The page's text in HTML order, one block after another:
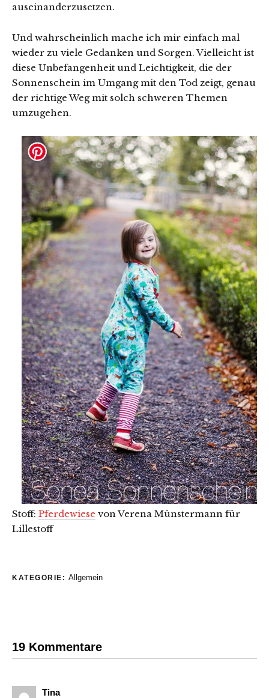
auseinanderzusetzen.
Und wahrscheinlich mache ich mir einfach mal
wieder zu viele Gedanken und Sorgen. Vielleicht ist
diese Unbefangenheit und Leichtigkeit, die der
Sonnenschein im Umgang mit den Tod zeigt, genau
der richtige Weg mit solch schweren Themen
umzugehen.
Stoff: Pferdewiese von Verena Münstermann für
Lillestoff
KATEGORIE: Allgemein
19 Kommentare
Tina